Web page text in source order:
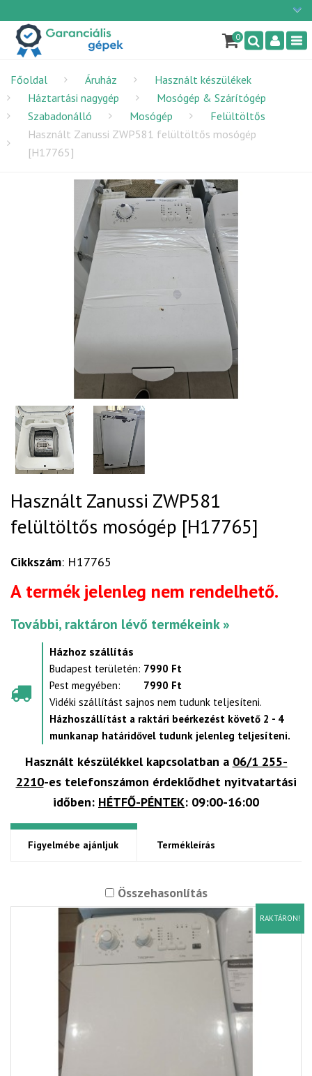
×
0
Főoldal Áruház
Használt készülékek
Háztartási nagygép
Mosógép & Szárítógép
Szabadonálló
Mosógép
Felültöltős
Használt Zanussi ZWP581 felültöltős mosógép
[H17765]
Használt Zanussi ZWP581
felültöltős mosógép [H17765]
Cikkszám: H17765
A termék jelenleg nem rendelhető.
További, raktáron lévő termékeink »
Házhoz szállítás
Budapest területén: 7990 Ft
Pest megyében:
7990 Ft
Vidéki szállítást sajnos nem tudunk teljesíteni.
Házhoszállítást a raktári beérkezést követő 2 - 4
munkanap határidővel tudunk jelenleg teljesíteni.
Használt készülékkel kapcsolatban a 06/1 255-
2210-es telefonszámon érdeklődhet nyitvatartási
időben: HÉTFŐ-PÉNTEK: 09:00-16:00
Figyelmébe ajánljuk Termékleírás
Összehasonlítás
RAKTÁRON!